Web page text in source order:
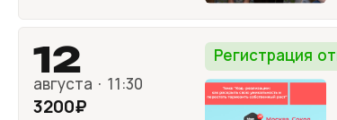
12
августа · 11:30
3200₽
Регистрация